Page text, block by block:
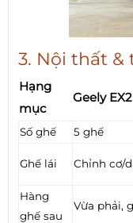
3. Nội thất &
Hạng
mục
Geely
Số ghế 5 ghế
Ghế lái Chỉnh cơ/
Hàng
ghế sau
Vừa phải,